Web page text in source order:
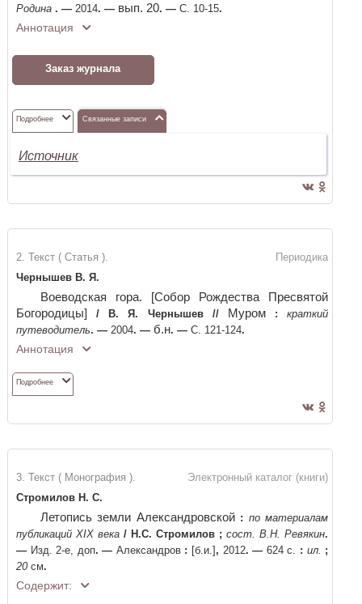
Родина . —2014. — вып. 20. —С. 10-15.
Аннотация
Заказ журнала
Подробнее Связанные записи
Источник
Периодика
2. Текст ( Статья ).
Чернышев В. Я.
Воеводская гора. [Собор Рождества Пресвятой
Богородицы]
/ В. Я. Чернышев // Муром :
краткий
путеводитель. —2004. — б.н. —С. 121-124.
Аннотация
Подробнее
Электронный каталог (книги)
3. Текст ( Монография ).
Стромилов Н. С.
Летопись земли Александровской : по материалам
публикаций XIX века / Н.С. Стромилов ; сост. В.Н. Ревякин.
—Изд. 2-е, доп. — Александров : [б.и.] , 2012. — 624 с. : ил. ;
20см.
Содержит: